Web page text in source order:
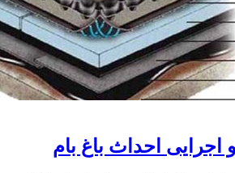
احداث باغ بام